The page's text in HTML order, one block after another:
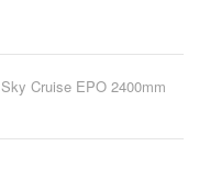
Sky Cruise EPO 2400mm